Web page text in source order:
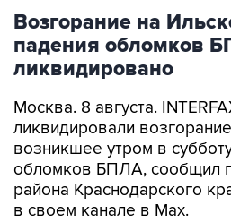
Возгорание на
падения обломков
ликвидировано
Москва. 8 августа.
ликвидировали
возникшее утром в
обломков БПЛА, сообщил
района Краснодарского
в своем канале в Max.